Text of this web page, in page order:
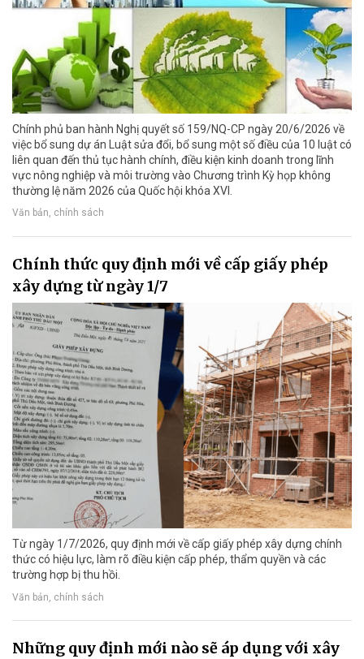
Chính phủ ban hành Nghị quyết số 159/NQ-CP ngày 20/6/2026 về
việc bổ sung dự án Luật sửa đổi, bổ sung một số điều của 10 luật có
liên quan đến thủ tục hành chính, điều kiện kinh doanh trong lĩnh
vực nông nghiệp và môi trường vào Chương trình Kỳ họp không
thường lệ năm 2026 của Quốc hội khóa XVI.
Văn bản, chính sách
Chính thức quy định mới về cấp giấy phép
xây dựng từ ngày 1/7
Từ ngày 1/7/2026, quy định mới về cấp giấy phép xây dựng chính
thức có hiệu lực, làm rõ điều kiện cấp phép, thẩm quyền và các
trường hợp bị thu hồi.
Văn bản, chính sách
Những quy định mới nào sẽ áp dụng với xây